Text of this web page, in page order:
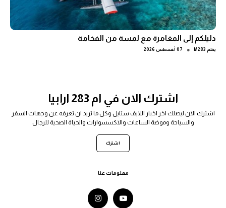
دليلكم إلى المغامرة مع لمسة من الفخامة
بقلم M283
● 07 أغسطس 2026
اشترك الان في ام 283 ارابيا
اشترك الان ليصلك اخر اخبار اللايف ستايل وكل ما تريد ان تعرفه عن وجهات السفر
والسياحة وموضة الساعات والاكسسوارات والحياة الصحية للرجال
اشترك
معلومات عنا